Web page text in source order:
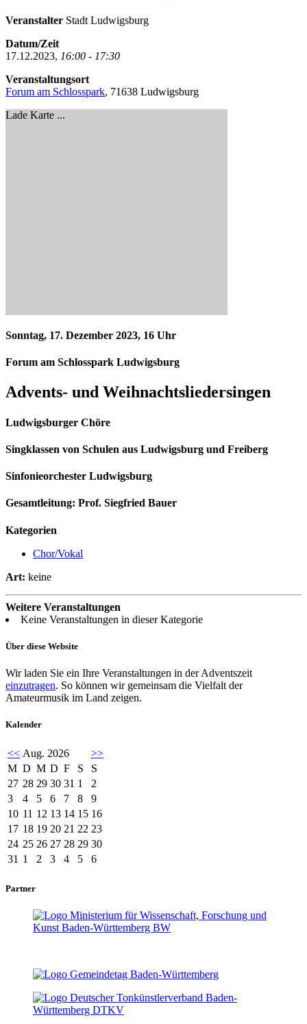
Veranstalter Stadt Ludwigsburg
Datum/Zeit
17.12.2023, 16:00 - 17:30
Veranstaltungsort
Forum am Schlosspark, 71638 Ludwigsburg
Lade Karte ...
Sonntag, 17. Dezember 2023, 16 Uhr
Forum am Schlosspark Ludwigsburg
Advents- und Weihnachtsliedersingen
Ludwigsburger Chöre
Singklassen von Schulen aus Ludwigsburg und Freiberg
Sinfonieorchester Ludwigsburg
Gesamtleitung: Prof. Siegfried Bauer
Kategorien
Chor/Vokal
Art: keine
Weitere Veranstaltungen
Keine Veranstaltungen in dieser Kategorie
Über diese Website
Wir laden Sie ein Ihre Veranstaltungen in der Adventszeit
einzutragen. So können wir gemeinsam die Vielfalt der
Amateurmusik im Land zeigen.
Kalender
<< Aug. 2026
>>
M D M D F S
S
27 28 29 30 31 1
2
3
4 5 6 7 8
9
10 11 12 13 14 15 16
17 18 19 20 21 22 23
24 25 26 27 28 29 30
31 1 2 3 4 5 6
Partner